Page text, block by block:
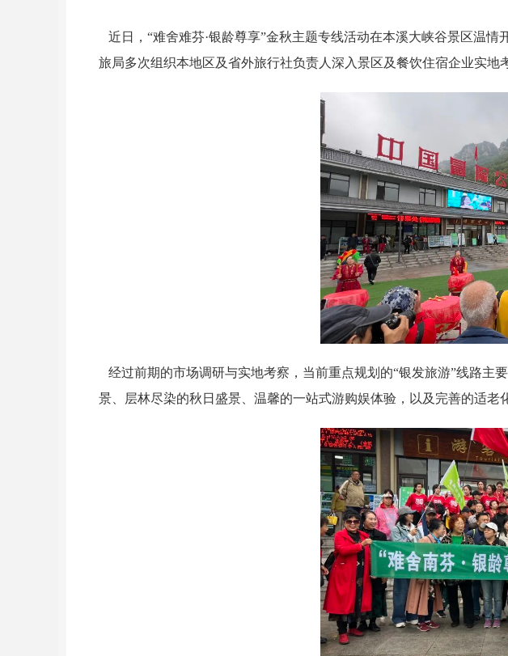
近日，“难舍难芬·银龄尊享”金秋主题专线活动在本溪大峡谷景区温
旅局多次组织本地区及省外旅行社负责人深入景区及餐饮住宿企业实地
经过前期的市场调研与实地考察，当前重点规划的“银发旅游”线路主
景、层林尽染的秋日盛景、温馨的一站式游购娱体验，以及完善的适老